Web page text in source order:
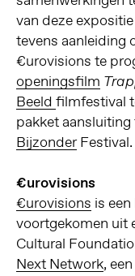
van deze
tevens aanleiding
€urovisions te
openingsfilm
Beeld filmfestival
pakket
BijzonderFestival.
€urovisions
€urovisions is
voortgekomen uit
Cultural
Next Network,